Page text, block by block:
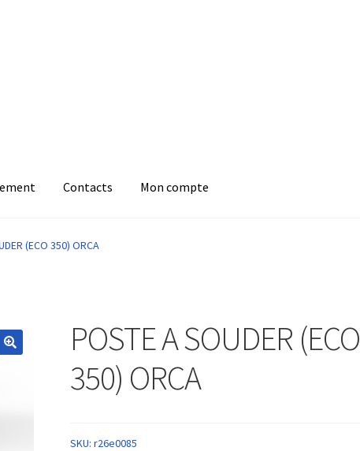
Contacts Mon compte
(ECO 350) ORCA
POSTE A SOUDER (ECO
350) ORCA
SKU:r26e0085